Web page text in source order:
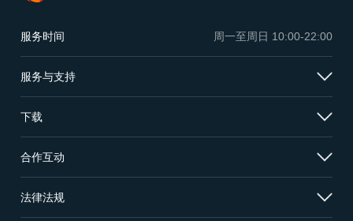
服务时间 周一至周日 10:00-22:00
服务与支持
下载
合作互动
法律法规